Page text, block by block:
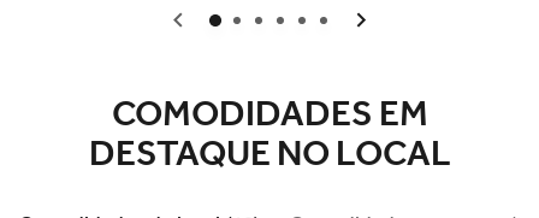
0 1 2 3 4 5
COMODIDADES EM
DESTAQUE NO LOCAL